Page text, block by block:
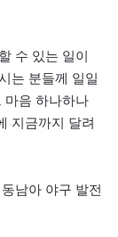
수 있는 일이
는 분들께 일일
마음 하나하나
지금까지 달려
남아 야구 발전